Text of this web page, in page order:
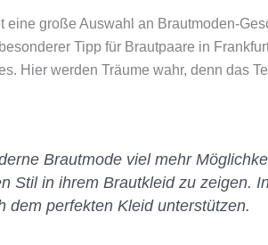
große Auswahl an Brautmoden-
Tipp für Brautpaare in
Hier werden Träume wahr, denn das
Brautmode viel mehr
Stil in ihrem Brautkleid zu zeigen.
dem perfekten Kleid unterstützen.